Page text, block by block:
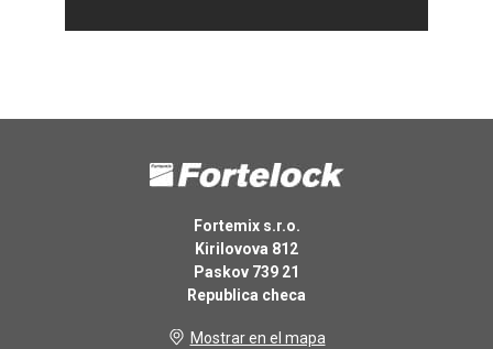
Fortemix s.r.o.
Kirilovova 812
Paskov 739 21
Republica checa
Mostrar en el mapa